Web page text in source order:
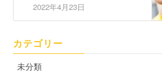
2022年4月23日
カテゴリー
未分類